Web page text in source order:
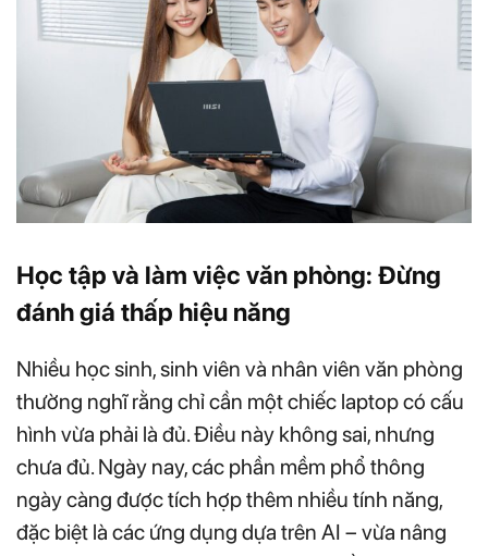
Học tập và làm việc văn phòng: Đừng
đánh giá thấp hiệu năng
Nhiều học sinh, sinh viên và nhân viên văn phòng
thường nghĩ rằng chỉ cần một chiếc laptop có cấu
hình vừa phải là đủ. Điều này không sai, nhưng
chưa đủ. Ngày nay, các phần mềm phổ thông
ngày càng được tích hợp thêm nhiều tính năng,
đặc biệt là các ứng dụng dựa trên AI – vừa nâng